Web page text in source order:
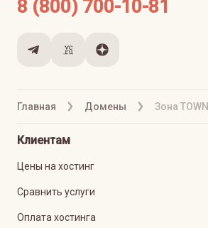
Главная Домены Зона TOWN
8 (800) 700-10-81
Клиентам
Цены на хостинг
Сравнить услуги
Оплата хостинга